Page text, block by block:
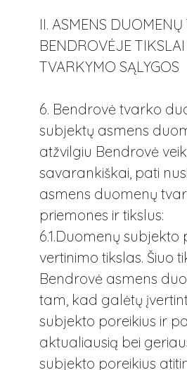
II. ASMENS
BENDROVĖJE
TVARKYMO SĄLYGOS
6. Bendrovė tvarko
subjektų asmens
atžvilgiu Bendrovė
savarankiškai, pati
asmens duomenų
priemones ir tikslus:
6.1.Duomenų subjekto
vertinimo tikslas. Šiuo
Bendrovė asmens
tam, kad galėtų
subjekto poreikius ir
aktualiausią bei
subjekto poreikius